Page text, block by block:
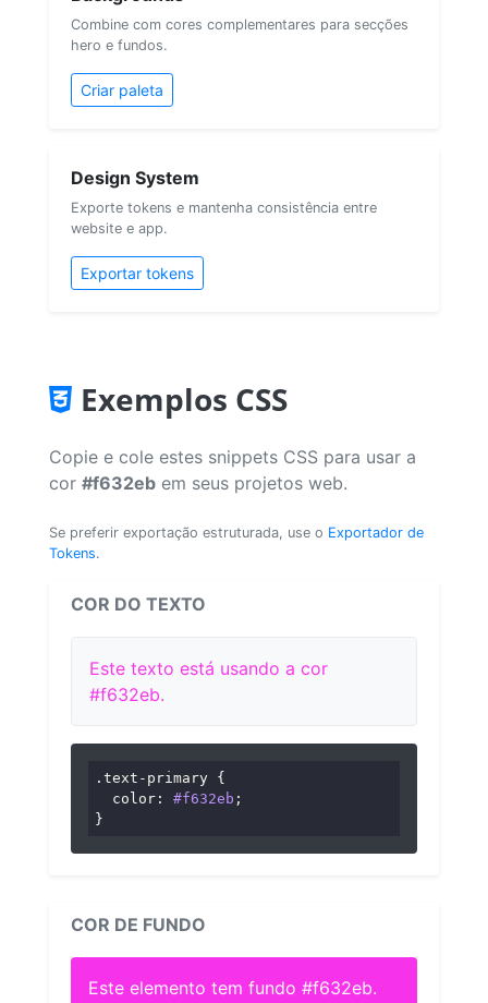
Combine com cores complementares para secções
hero e fundos.
Criar paleta
Design System
Exporte tokens e mantenha consistência entre
website e app.
Exportar tokens
Exemplos CSS
Copie e cole estes snippets CSS para usar a
cor #f632eb em seus projetos web.
Se preferir exportação estruturada, use o Exportador de
Tokens.
COR DO TEXTO
Este texto está usando a cor
#f632eb.
.text-primary {
color : #f632eb ;
}
COR DE FUNDO
Este elemento tem fundo #f632eb.